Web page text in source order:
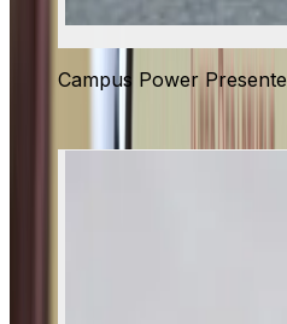
Campus Power